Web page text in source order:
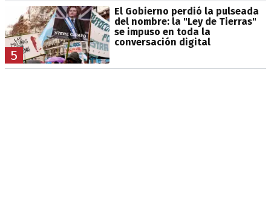
5
El Gobierno perdió la pulseada
del nombre: la "Ley de Tierras"
se impuso en toda la
conversación digital